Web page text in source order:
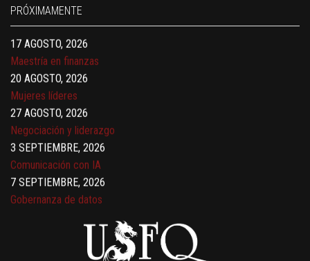
PRÓXIMAMENTE
17 AGOSTO, 2026
Maestría en administración de empresas – MBA
17 AGOSTO, 2026
Maestría en finanzas
20 AGOSTO, 2026
Mujeres líderes
27 AGOSTO, 2026
Negociación y liderazgo
3 SEPTIEMBRE, 2026
Comunicación con IA
7 SEPTIEMBRE, 2026
Gobernanza de datos
Finanzas para no financieros